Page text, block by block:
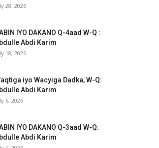
28, 2026
IYO DAKANO Q-4aad W-Q :
Abdi Karim
18, 2026
iyo Wacyiga Dadka, W-Q:
Abdi Karim
6, 2026
IYO DAKANO Q-3aad W-Q:
Abdi Karim